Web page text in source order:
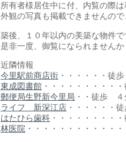
所有者様居住中に付、内覧の際
外観の写真も掲載できませんの
築後、１０年以内の美築な物件
是非一度、御覧になられませんか
近隣情報
今里駅前商店街 ・・・・・・徒
東成図書館 ・・・・・・・・・
郵便局生野新今里局 ・・徒歩 ４
ライフ 新深江店 ・・・・・・
はたひら歯科 ・・・・・・・・
林医院 ・・・・・・・・・・・